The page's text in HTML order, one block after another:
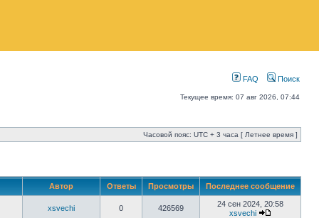
FAQ Поиск
Текущее время: 07 авг 2026, 07:44
Часовой пояс: UTC + 3 часа [ Летнее время ]
Автор Ответы Просмотры Последнее сообщение
xsvechi 0 426569
24 сен 2024, 20:58
xsvechi